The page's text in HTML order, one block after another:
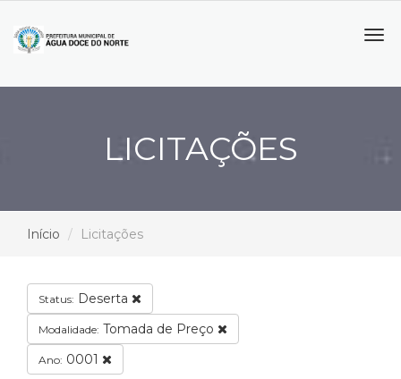
LICITAÇÕES
Início Licitações
Status: Deserta
Modalidade: Tomada de Preço
Ano: 0001